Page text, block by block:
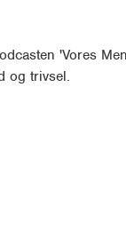
'Vores
og trivsel.